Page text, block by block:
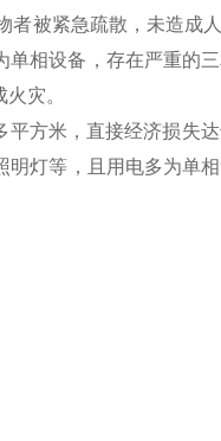
者被紧急疏散，未造成人
单相设备，存在严重的
灾。
平方米，直接经济损失
明灯等，且 用电多为单